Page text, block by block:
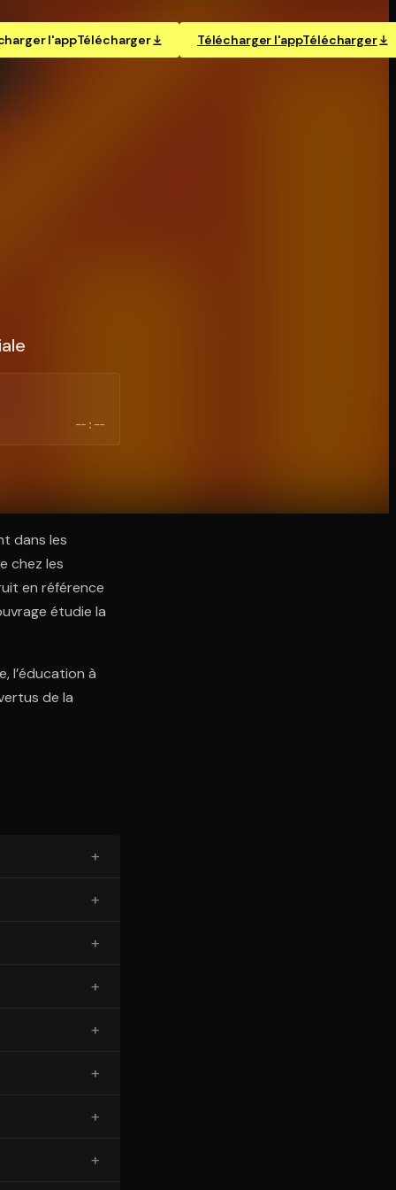
l'appTélécharger Télécharger l'appTélécharger
--:--
dans les
chez les
en référence
étudie la
l’éducation à
de la
+
+
+
+
+
+
+
+